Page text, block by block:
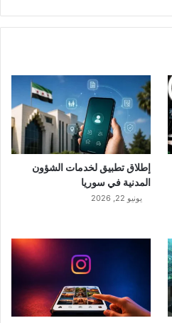
إطلاق تطبيق لخدمات الشؤون
المدنية في سوريا
يونيو 22, 2026